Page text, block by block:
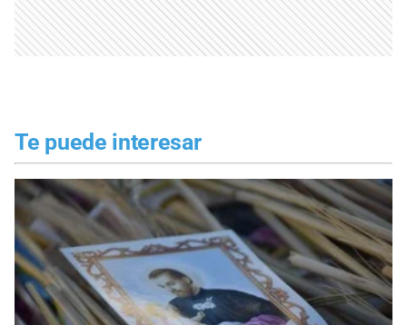
Te puede interesar